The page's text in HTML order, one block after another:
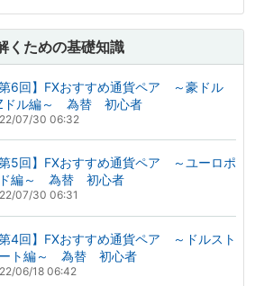
くための基礎知識
第6回】FXおすすめ通貨ペア ～豪ドル
ドル編～ 為替 初心者
07/30 06:32
第5回】FXおすすめ通貨ペア ～ユーロポ
編～ 為替 初心者
07/30 06:31
第4回】FXおすすめ通貨ペア ～ドルスト
ト編～ 為替 初心者
06/18 06:42